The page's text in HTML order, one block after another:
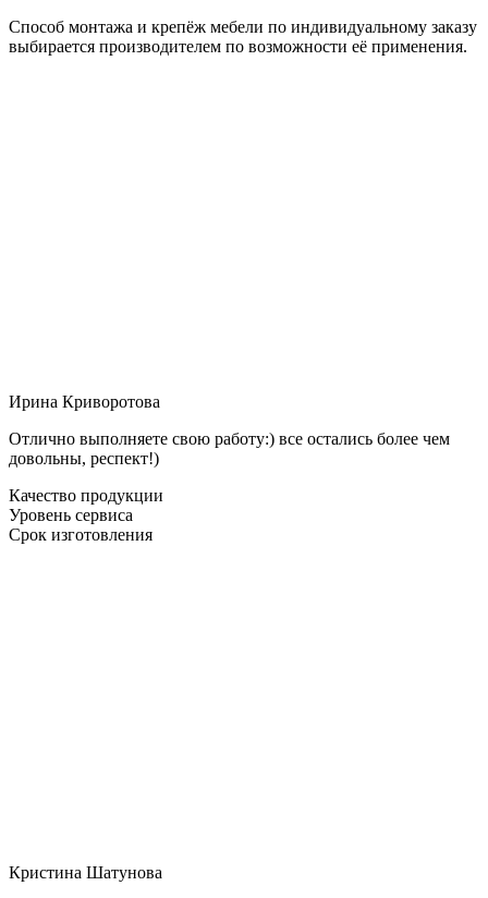
Способ монтажа и крепёж мебели по индивидуальному заказу
выбирается производителем по возможности её применения.
Ирина Криворотова
Отлично выполняете свою работу:) все остались более чем
довольны, респект!)
Качество продукции
Уровень сервиса
Срок изготовления
Кристина Шатунова